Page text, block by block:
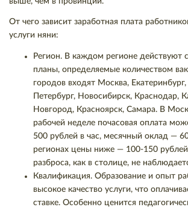
От чего зависит заработная плата
услуги няни:
Регион. В каждом регионе действуют
планы, определяемые количеством
городов входят Москва,
Петербург, Новосибирск, Краснодар,
Новгород, Красноярск, Самара. В
рабочей неделе почасовая оплата
500 рублей в час, месячный оклад —
регионах цены ниже — 100-150 рублей
разброса, как в столице, не
Квалификация. Образование и опыт
высокое качество услуги, что
ставке. Особенно ценится